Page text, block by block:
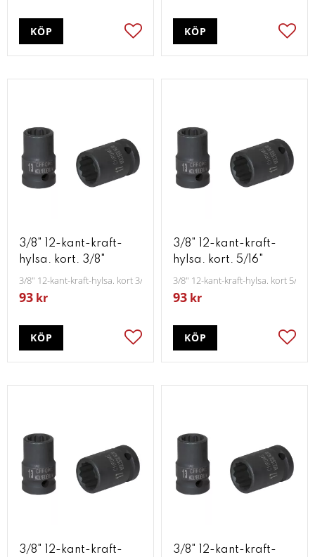
Lägg till i favoriter
KÖP KÖP
3/8" 12-kant-kraft-
hylsa. kort. 3/8"
3/8" 12-kant-kraft-hylsa. kort 3/8"
93 kr
Lägg till i favoriter
KÖP
3/8" 12-kant-kraft-
hylsa. kort. 5/16"
3/8" 12-kant-kraft-hylsa. kort 5/16"
93 kr
KÖP
3/8" 12-kant-kraft-
3/8" 12-kant-kraft-